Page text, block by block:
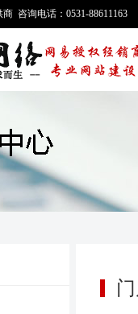
咨询电话：0531-88611163